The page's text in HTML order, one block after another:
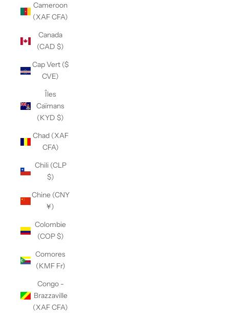
Cameroon
(XAF CFA)
Canada
(CAD $)
Cap Vert ($
CVE)
Îles
Caïmans
(KYD $)
Chad (XAF
CFA)
Chili (CLP
$)
Chine (CNY
¥)
Colombie
(COP $)
Comores
(KMF Fr)
Congo -
Brazzaville
(XAF CFA)